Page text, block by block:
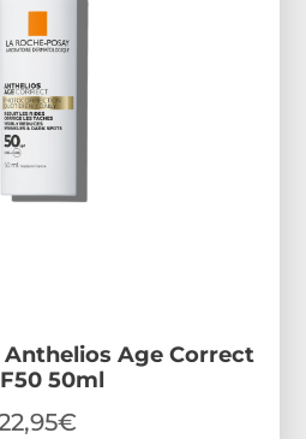
Anthelios Age Correct
50ml
€